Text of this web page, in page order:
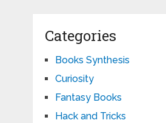
Categories
Books Synthesis
Curiosity
Fantasy Books
Hack and Tricks